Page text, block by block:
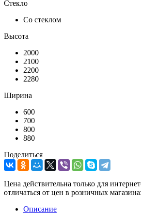
Стекло
Со стеклом
Высота
2000
2100
2200
2280
Ширина
600
700
800
880
Поделиться
Цена действительна только для
отличаться от цен в розничных
Описание